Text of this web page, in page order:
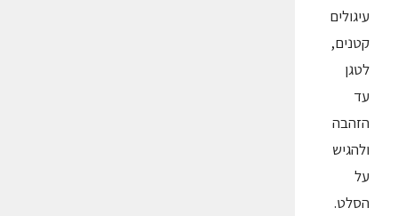
עיגולים
קטנים,
לטגן
עד
הזהבה
ולהגיש
על
הסלט.